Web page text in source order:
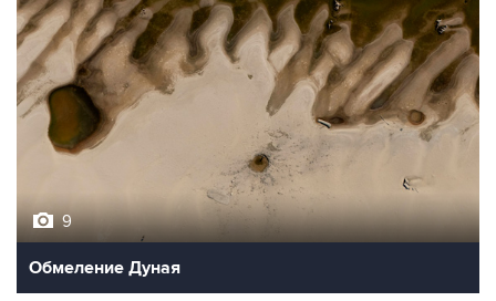
9
Обмеление Дуная